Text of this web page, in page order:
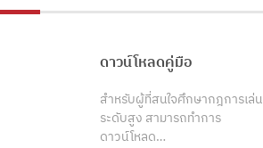
ดาวน์โหลดคู่มือ
สำหรับผู้ที่สนใจศึกษากฎการเล่น
ระดับสูง สามารถทำการ
ดาวน์โหลด…